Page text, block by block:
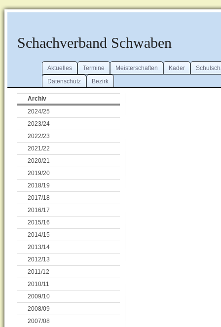
Schachverband Schwaben
Aktuelles Termine Meisterschaften Kader
Datenschutz
Bezirk
Archiv
2024/25
2023/24
2022/23
2021/22
2020/21
2019/20
2018/19
2017/18
2016/17
2015/16
2014/15
2013/14
2012/13
2011/12
2010/11
2009/10
2008/09
2007/08